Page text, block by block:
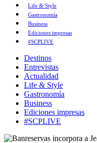
Life & Style
Gastronomía
Business
Ediciones impresas
#SCPLIVE
Destinos
Entrevistas
Actualidad
Life & Style
Gastronomía
Business
Ediciones impresas
#SCPLIVE